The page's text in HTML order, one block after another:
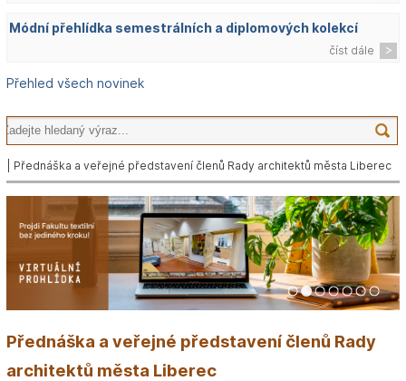
Módní přehlídka semestrálních a diplomových kolekcí
číst dále
Přehled všech novinek
| Přednáška a veřejné představení členů Rady architektů města Liberec
1 2 3 4 5 6 7
Přednáška a veřejné představení členů Rady
architektů města Liberec